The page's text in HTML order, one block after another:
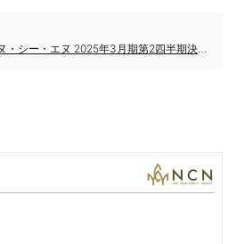
株式会社エヌ・シー・エヌ 2025年3月期第2四半期決算説明